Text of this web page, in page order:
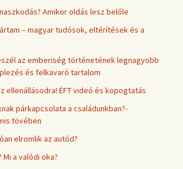
Amikor oldás lesz belőle
– magyar tudósok, eltérítések és a
az emberiség történetének legnagyobb
és felkavaró tartalom
ellenállásodra! ÉFT videó és kopogtatás
párkapcsolata a családunkban?-
tövében
elromlik az autód?
a valódi oka?